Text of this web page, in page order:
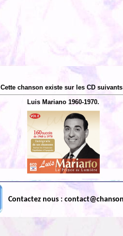
Cette chanson existe sur les CD
Luis Mariano 1960-1970.
Contactez nous :